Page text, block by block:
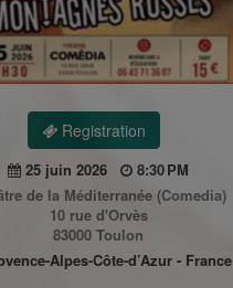
Registration
25 juin 2026
8:30 PM
de la Méditerranée (Comedia)
10 rue d'Orvès
83000 Toulon
Alpes-Côte-d’Azur - France